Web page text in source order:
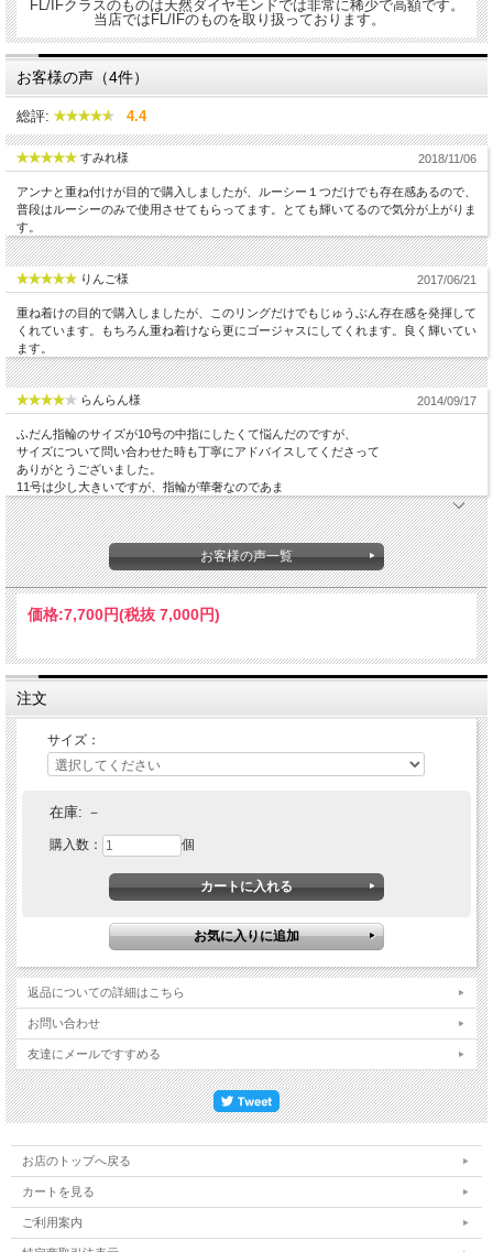
このジュエリーはこんな時にいかが？
●オフィス用のシンプルなリングとして
●肌身離さず毎日身に付けて
こんな女性へのプレゼントに最適
●大きな石よりもシンプルなデザインを好む女性へ
●シンプルな装いが似合う女性へ
FL/IFクラスのものは天然ダイヤモンドでは非常に稀少で高額です。
当店ではFL/IFのものを取り扱っております。
お客様の声（4件）
総評: 4.4
すみれ様 2018/11/06
アンナと重ね付けが目的で購入しましたが、ルーシー１つだけでも存在感あるので、
普段はルーシーのみで使用させてもらってます。とても輝いてるので気分が上がりま
す。
りんご様 2017/06/21
重ね着けの目的で購入しましたが、このリングだけでもじゅうぶん存在感を発揮して
くれています。もちろん重ね着けなら更にゴージャスにしてくれます。良く輝いてい
ます。
らんらん様 2014/09/17
ふだん指輪のサイズが10号の中指にしたくて悩んだのですが、
サイズについて問い合わせた時も丁寧にアドバイスしてくださって
ありがとうございました。
11号は少し大きいですが、指輪が華奢なのであま
お客様の声一覧
価格:7,700円(税抜 7,000円)
注文
サイズ：
在庫: －
購入数： 個
返品についての詳細はこちら
お問い合わせ
友達にメールですすめる
お店のトップへ戻る
カートを見る
ご利用案内